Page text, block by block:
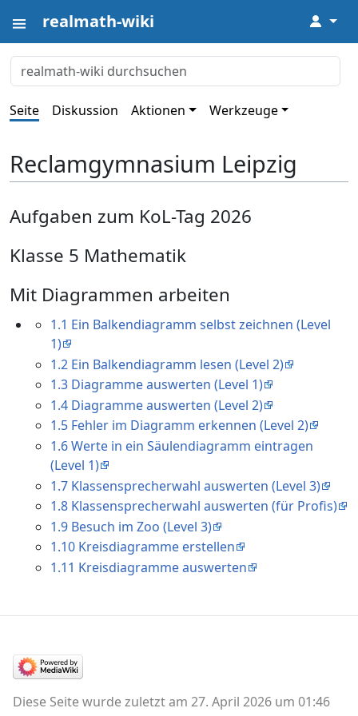
realmath-wiki ↓
Seite Diskussion Aktionen Werkzeuge
Reclamgymnasium Leipzig
Aufgaben zum KoL-Tag 2026
Klasse 5 Mathematik
Mit Diagrammen arbeiten
1.1 Ein Balkendiagramm selbst zeichnen (Level
1)
1.2 Ein Balkendiagramm lesen (Level 2)
1.3 Diagramme auswerten (Level 1)
1.4 Diagramme auswerten (Level 2)
1.5 Fehler im Diagramm erkennen (Level 2)
1.6 Werte in ein Säulendiagramm eintragen
(Level 1)
1.7 Klassensprecherwahl auswerten (Level 3)
1.8 Klassensprecherwahl auswerten (für Profis)
1.9 Besuch im Zoo (Level 3)
1.10 Kreisdiagramme erstellen
1.11 Kreisdiagramme auswerten
Diese Seite wurde zuletzt am 27. April 2026 um 01:46